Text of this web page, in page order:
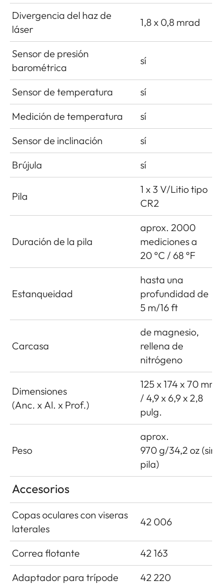
Divergencia del haz de
láser
1,8 x 0,8 mrad
Sensor de presión
barométrica
sí
Sensor de temperatura
sí
Medición de temperatura
sí
Sensor de inclinación
sí
Brújula
sí
Pila
1 x 3 V/Litio tipo
CR2
Duración de la pila
aprox. 2000
mediciones a
20 °C / 68 °F
Estanqueidad
hasta una
profundidad de
5 m/16 ft
Carcasa
de magnesio,
rellena de
nitrógeno
Dimensiones
(Anc. x Al. x Prof.)
125 x 174 x 70 mm
/ 4,9 x 6,9 x 2,8
pulg.
Peso
aprox.
970 g/34,2 oz (sin
pila)
Accesorios
Copas oculares con viseras
laterales
42 006
Correa flotante
42 163
Adaptador para trípode
42 220